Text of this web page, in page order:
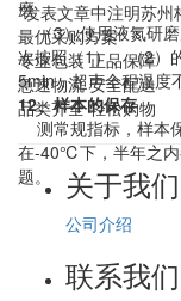
磨
（3）使用液氮研磨
次按照（1）、（2）
5min，超声全程温度
12、样本的保存
测常规指标，样本
在-40℃下，半年之
题。
*发表文章中注明苏州
最优采购方案
专业包装 正品保障
急速物流 安全配送
品类齐全 轻松购物
关于我们
公司介绍
联系我们